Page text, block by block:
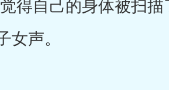
自己的身体被扫描
声。